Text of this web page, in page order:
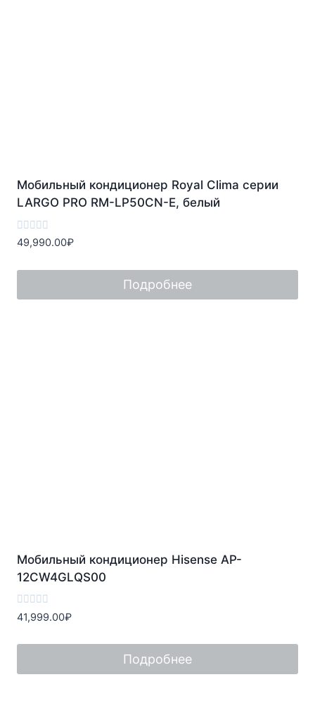
Мобильный кондиционер Royal Clima серии
LARGO PRO RM-LP50CN-E, белый
Оценка
0
5
49,990.00₽
Подробнее
Мобильный кондиционер Hisense AP-
12CW4GLQS00
Оценка
0
5
41,999.00₽
Подробнее